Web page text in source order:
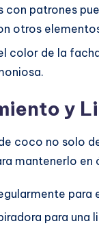
con patrones
otros
color de la
y
coco no solo
mantenerlo
para
para